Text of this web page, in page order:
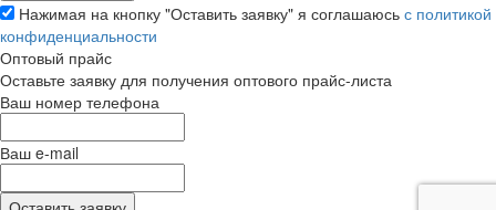
Нажимая на кнопку "Оставить заявку" я соглашаюсь с политикой
конфиденциальности
Оптовый прайс
Оставьте заявку для получения оптового прайс-листа
Ваш номер телефона
Ваш e-mail